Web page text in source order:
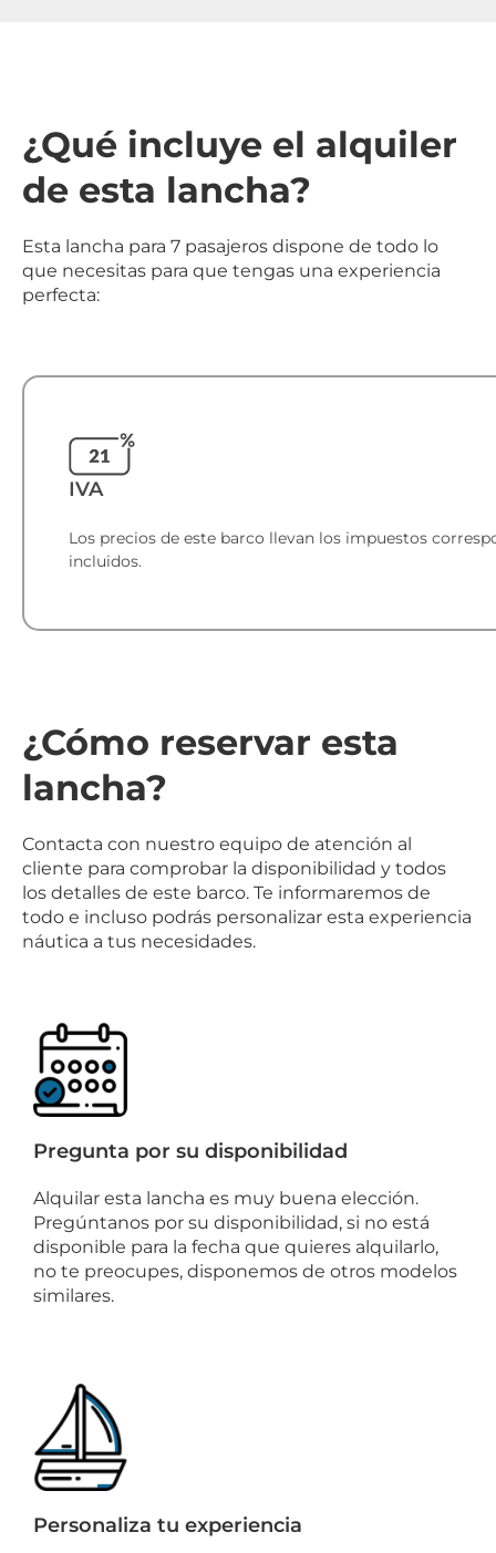
¿Qué incluye el alquiler
de esta lancha?
Esta lancha para 7 pasajeros dispone de todo lo
que necesitas para que tengas una experiencia
perfecta:
IVA
Los precios de este barco llevan los impuestos
incluidos.
¿Cómo reservar esta
lancha?
Contacta con nuestro equipo de atención al
cliente para comprobar la disponibilidad y todos
los detalles de este barco. Te informaremos de
todo e incluso podrás personalizar esta experiencia
náutica a tus necesidades.
Pregunta por su disponibilidad
Alquilar esta lancha es muy buena elección.
Pregúntanos por su disponibilidad, si no está
disponible para la fecha que quieres alquilarlo,
no te preocupes, disponemos de otros modelos
similares.
Personaliza tu experiencia